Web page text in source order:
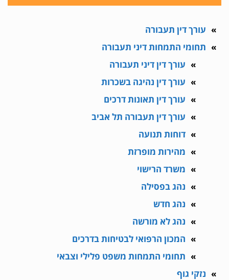
עורך דין תעבורה
תחומי התמחות דיני תעבורה
עורך דין דיני תעבורה
עורך דין נהיגה בשכרות
עורך דין תאונות דרכים
עורך דין תעבורה תל אביב
דוחות תנועה
מהירות מופרזת
משרד הרישוי
נהג בפסילה
נהג חדש
נהג לא מורשה
המכון הרפואי לבטיחות בדרכים
תחומי התמחות משפט פלילי וצבאי
נזקי גוף